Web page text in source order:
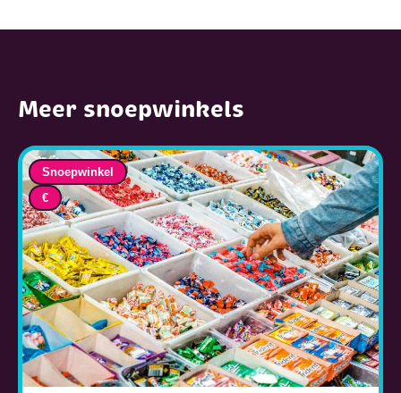
Meer snoepwinkels
Snoepwinkel
€